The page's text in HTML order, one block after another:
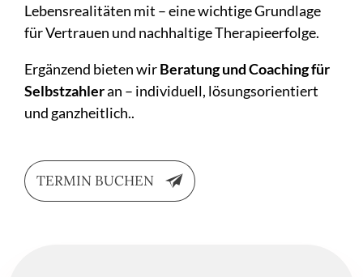
Lebensrealitäten mit – eine wichtige Grundlage
für Vertrauen und nachhaltige Therapieerfolge.
Ergänzend bieten wirBeratung und Coaching für
Selbstzahleran – individuell, lösungsorientiert
und ganzheitlich..
TERMIN BUCHEN